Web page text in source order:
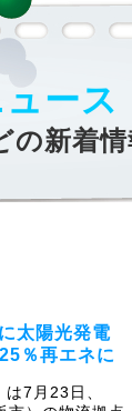
ース
新着情
太陽光発電
％再エネに
7月23日、